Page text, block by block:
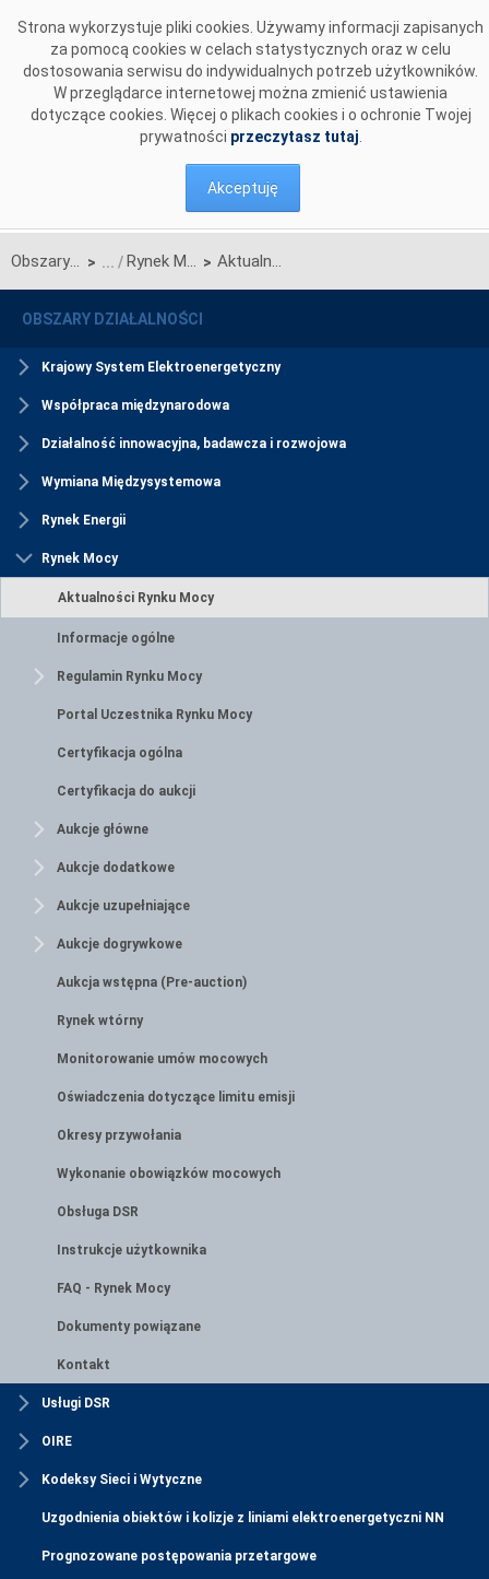
Strona wykorzystuje pliki cookies. Używamy informacji zapisanych
za pomocą cookies w celach statystycznych oraz w celu
dostosowania serwisu do indywidualnych potrzeb użytkowników.
W przeglądarce internetowej można zmienić ustawienia
dotyczące cookies. Więcej o plikach cookies i o ochronie Twojej
prywatności przeczytasz tutaj
Akceptuję
Obszary działalności > Rynek Mocy > Aktualności Rynku Mocy
OBSZARY DZIAŁALNOŚCI
Krajowy System Elektroenergetyczny
Współpraca międzynarodowa
Działalność innowacyjna, badawcza i rozwojowa
Wymiana Międzysystemowa
Rynek Energii
Rynek Mocy
Aktualności Rynku Mocy
Informacje ogólne
Regulamin Rynku Mocy
Portal Uczestnika Rynku Mocy
Certyfikacja ogólna
Certyfikacja do aukcji
Aukcje główne
Aukcje dodatkowe
Aukcje uzupełniające
Aukcje dogrywkowe
Aukcja wstępna (Pre-auction)
Rynek wtórny
Monitorowanie umów mocowych
Oświadczenia dotyczące limitu emisji
Okresy przywołania
Wykonanie obowiązków mocowych
Obsługa DSR
Instrukcje użytkownika
FAQ - Rynek Mocy
Dokumenty powiązane
Kontakt
Usługi DSR
OIRE
Kodeksy Sieci i Wytyczne
Uzgodnienia obiektów i kolizje z liniami elektroenergetyczni NN
Prognozowane postępowania przetargowe